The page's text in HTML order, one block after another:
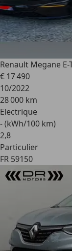
Renault Megane E-
€ 17 490
10/2022
28 000 km
Electrique
- (kWh/100 km)
2,8
Particulier
FR 59150